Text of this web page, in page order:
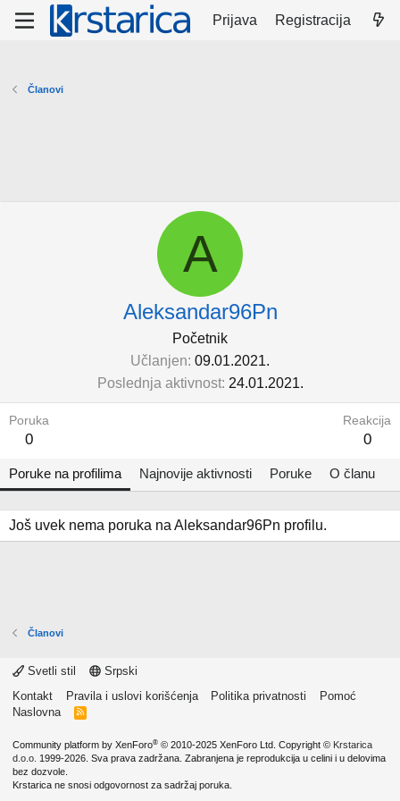
Prijava Registracija
Članovi
A
Aleksandar96Pn
Početnik
Učlanjen 09.01.2021.
Poslednja aktivnost 24.01.2021.
Poruka
0
Reakcija
0
Poruke na profilima Najnovije aktivnosti Poruke O članu
Još uvek nema poruka na Aleksandar96Pn profilu.
Članovi
Svetli stil
Srpski
Kontakt
Pravila i uslovi korišćenja Politika privatnosti
Pomoć
Naslovna
R
Community platform by XenForo® © 2010-2025 XenForo Ltd. Copyright © Krstarica
d.o.o. 1999-2026. Sva prava zadržana. Zabranjena je reprodukcija u celini i u delovima
bez dozvole.
Krstarica ne snosi odgovornost za sadržaj poruka.